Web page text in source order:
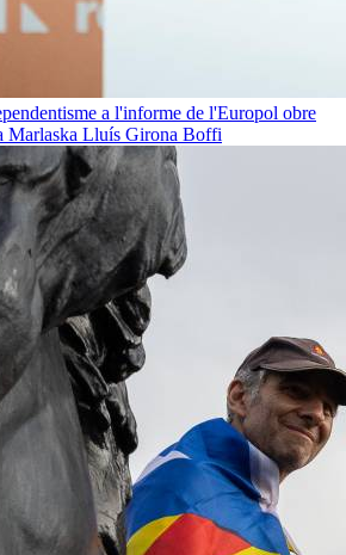
a l'informe de l'Europol obre
Marlaska Lluís Girona Boffi